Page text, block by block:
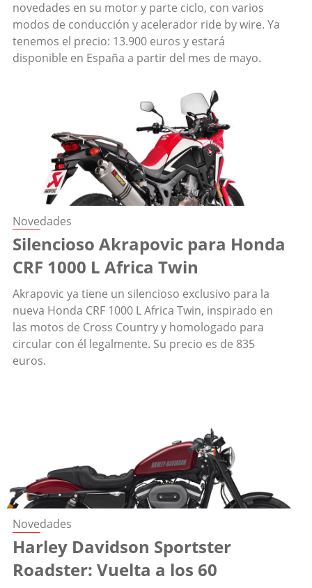
novedades en su motor y parte ciclo, con varios
modos de conducción y acelerador ride by wire. Ya
tenemos el precio: 13.900 euros y estará
disponible en España a partir del mes de mayo.
Novedades
Silencioso Akrapovic para Honda
CRF 1000 L Africa Twin
Akrapovic ya tiene un silencioso exclusivo para la
nueva Honda CRF 1000 L Africa Twin, inspirado en
las motos de Cross Country y homologado para
circular con él legalmente. Su precio es de 835
euros.
Novedades
Harley Davidson Sportster
Roadster: Vuelta a los 60